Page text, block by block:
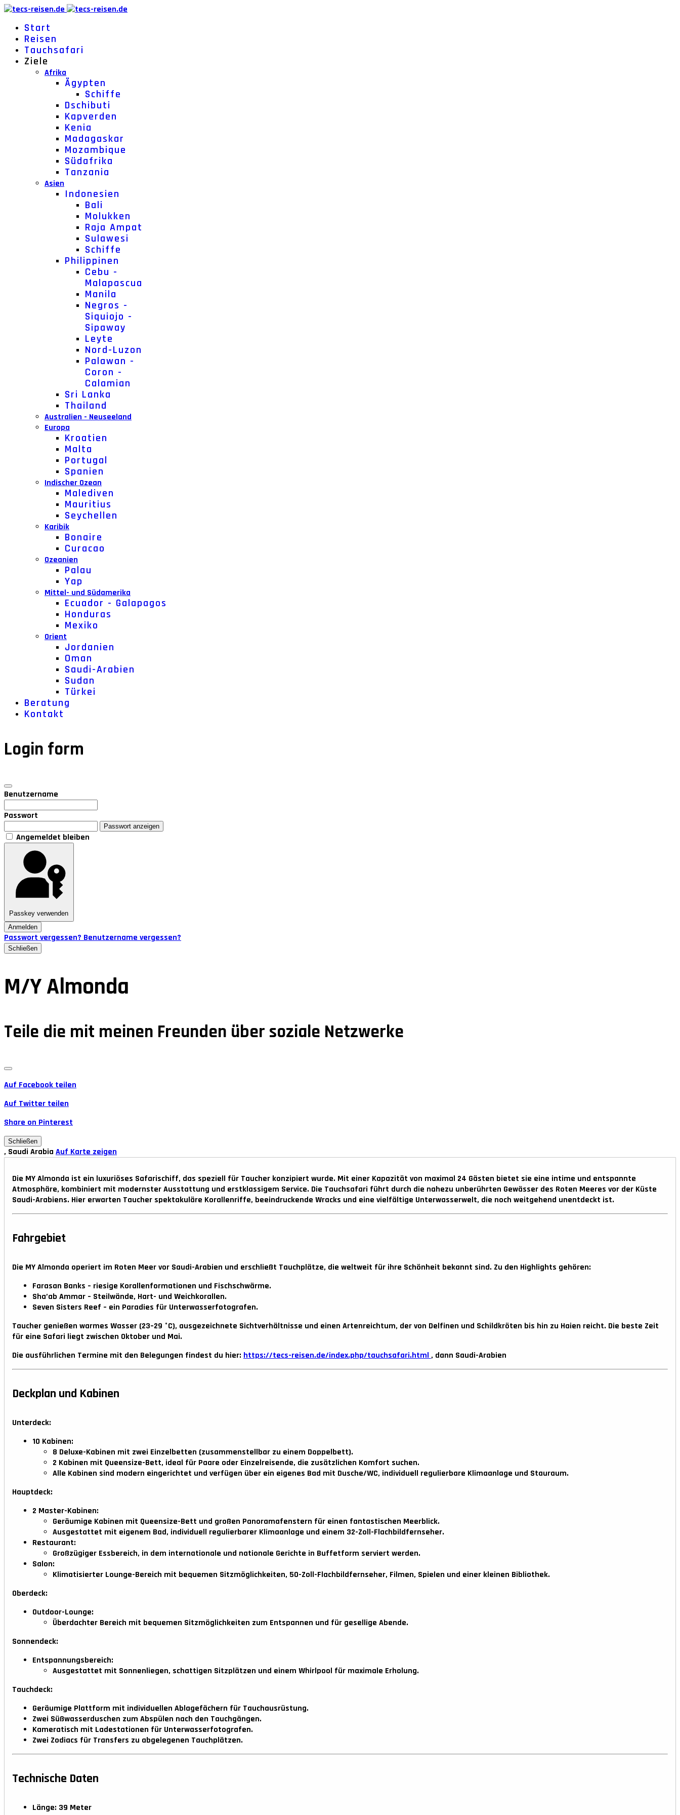
Start
Reisen
Tauchsafari
Ziele
Afrika
Ägypten
Schiffe
Dschibuti
Kapverden
Kenia
Madagaskar
Mozambique
Südafrika
Tanzania
Asien
Indonesien
Bali
Molukken
Raja Ampat
Sulawesi
Schiffe
Philippinen
Cebu -
Malapascua
Manila
Negros -
Siquiojo -
Sipaway
Leyte
Nord-Luzon
Palawan -
Coron -
Calamian
Sri Lanka
Thailand
Australien - Neuseeland
Europa
Kroatien
Malta
Portugal
Spanien
Indischer Ozean
Malediven
Mauritius
Seychellen
Karibik
Bonaire
Curacao
Ozeanien
Palau
Yap
Mittel- und Südamerika
Ecuador - Galapagos
Honduras
Mexiko
Orient
Jordanien
Oman
Saudi-Arabien
Sudan
Türkei
Beratung
Kontakt
Login form
Benutzername
Passwort
Passwort anzeigen
Angemeldet bleiben
Passkey verwenden
Anmelden
Passwort vergessen? Benutzername vergessen?
Schließen
M/Y Almonda
Teile die mit meinen Freunden über soziale Netzwerke
Auf Facebook teilen
Auf Twitter teilen
Share on Pinterest
Schließen
, Saudi Arabia Auf Karte zeigen
Die MY Almonda ist ein luxuriöses Safarischiff, das speziell für Taucher konzipiert wurde. Mit einer Kapazität von maximal 24 Gästen bietet sie eine intime und entspannte
Atmosphäre, kombiniert mit modernster Ausstattung und erstklassigem Service. Die Tauchsafari führt durch die nahezu unberührten Gewässer des Roten Meeres vor der Küste
Saudi-Arabiens. Hier erwarten Taucher spektakuläre Korallenriffe, beeindruckende Wracks und eine vielfältige Unterwasserwelt, die noch weitgehend unentdeckt ist.
Fahrgebiet
Die MY Almonda operiert im Roten Meer vor Saudi-Arabien und erschließt Tauchplätze, die weltweit für ihre Schönheit bekannt sind. Zu den Highlights gehören:
Farasan Banks – riesige Korallenformationen und Fischschwärme.
Sha’ab Ammar – Steilwände, Hart- und Weichkorallen.
Seven Sisters Reef – ein Paradies für Unterwasserfotografen.
Taucher genießen warmes Wasser (23–29 °C), ausgezeichnete Sichtverhältnisse und einen Artenreichtum, der von Delfinen und Schildkröten bis hin zu Haien reicht. Die beste Zeit
für eine Safari liegt zwischen Oktober und Mai.
Die ausführlichen Termine mit den Belegungen findest du hier: https://tecs-reisen.de/index.php/tauchsafari.html, dann Saudi-Arabien
Deckplan und Kabinen
Unterdeck:
10 Kabinen:
8 Deluxe-Kabinen mit zwei Einzelbetten (zusammenstellbar zu einem Doppelbett).
2 Kabinen mit Queensize-Bett, ideal für Paare oder Einzelreisende, die zusätzlichen Komfort suchen.
Alle Kabinen sind modern eingerichtet und verfügen über ein eigenes Bad mit Dusche/WC, individuell regulierbare Klimaanlage und Stauraum.
Hauptdeck:
2 Master-Kabinen:
Geräumige Kabinen mit Queensize-Bett und großen Panoramafenstern für einen fantastischen Meerblick.
Ausgestattet mit eigenem Bad, individuell regulierbarer Klimaanlage und einem 32-Zoll-Flachbildfernseher.
Restaurant:
Großzügiger Essbereich, in dem internationale und nationale Gerichte in Buffetform serviert werden.
Salon:
Klimatisierter Lounge-Bereich mit bequemen Sitzmöglichkeiten, 50-Zoll-Flachbildfernseher, Filmen, Spielen und einer kleinen Bibliothek.
Oberdeck:
Outdoor-Lounge:
Überdachter Bereich mit bequemen Sitzmöglichkeiten zum Entspannen und für gesellige Abende.
Sonnendeck:
Entspannungsbereich:
Ausgestattet mit Sonnenliegen, schattigen Sitzplätzen und einem Whirlpool für maximale Erholung.
Tauchdeck:
Geräumige Plattform mit individuellen Ablagefächern für Tauchausrüstung.
Zwei Süßwasserduschen zum Abspülen nach den Tauchgängen.
Kameratisch mit Ladestationen für Unterwasserfotografen.
Zwei Zodiacs für Transfers zu abgelegenen Tauchplätzen.
Technische Daten
Länge: 39 Meter